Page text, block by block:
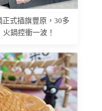
式插旗豐原，30多
鍋控衝一波！